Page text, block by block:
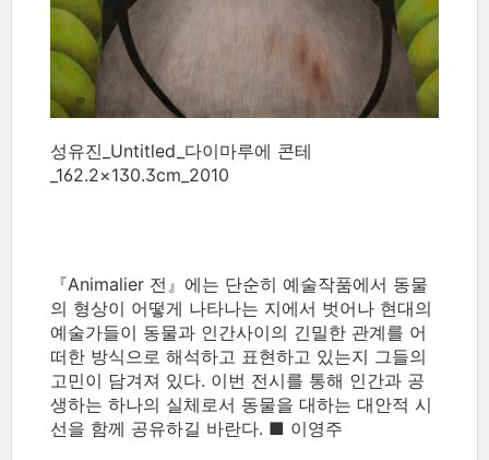
성유진_Untitled_다이마루에 콘테
_162.2×130.3cm_2010
『Animalier 전』에는 단순히 예술작품에서 동물
의 형상이 어떻게 나타나는 지에서 벗어나 현대의
예술가들이 동물과 인간사이의 긴밀한 관계를 어
떠한 방식으로 해석하고 표현하고 있는지 그들의
고민이 담겨져 있다. 이번 전시를 통해 인간과 공
생하는 하나의 실체로서 동물을 대하는 대안적 시
선을 함께 공유하길 바란다. ■ 이영주